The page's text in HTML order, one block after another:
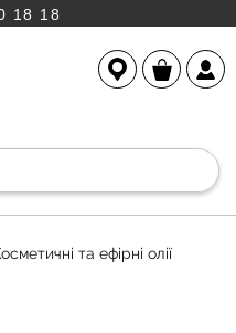
18 18
та ефірні олії